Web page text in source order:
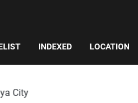
INDEXED LOCATION